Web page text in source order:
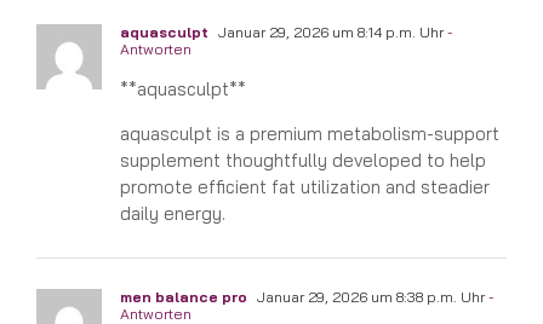
aquasculpt Januar 29, 2026 um 8:14 p.m. Uhr-
Antworten
**aquasculpt**
aquasculpt is a premium metabolism-support
supplement thoughtfully developed to help
promote efficient fat utilization and steadier
daily energy.
men balance pro Januar 29, 2026 um 8:38 p.m. Uhr-
Antworten